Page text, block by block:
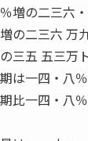
増の二三
の二三六 万
三五 五三万
は一四・
比一四・八